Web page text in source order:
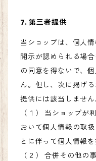
7. 第三者提供
当ショップは、個人
開示が認められる場
の同意を得ないで、
ん。但し、次に掲げ
提供には該当しません
（１） 当ショップが
おいて個人情報の取
とに伴って個人情報
（２） 合併その他の